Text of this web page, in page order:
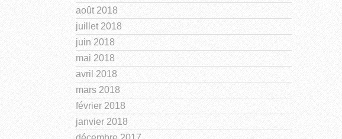
août 2018
juillet 2018
juin 2018
mai 2018
avril 2018
mars 2018
février 2018
janvier 2018